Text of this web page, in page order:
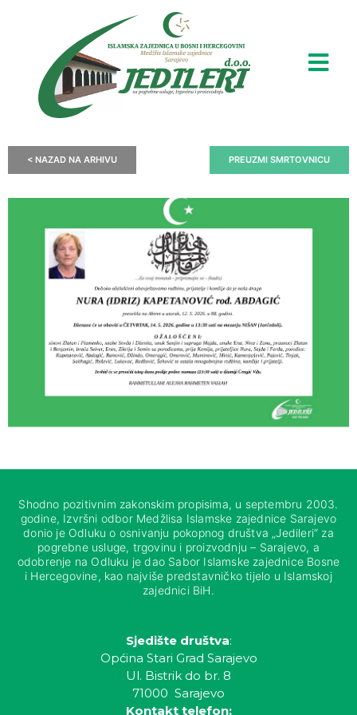
< NAZAD NA ARHIVU PREUZMI SMRTOVNICU
Shodno pozitivnim zakonskim propisima, u septembru 2003.
godine, Izvršni odbor Medžlisa Islamske zajednice Sarajevo
donio je Odluku o osnivanju pokopnog društva „Jedileri“ za
pogrebne usluge, trgovinu i proizvodnju – Sarajevo, a
odobrenje na Odluku je dao Sabor Islamske zajednice Bosne
i Hercegovine, kao najviše predstavničko tijelo u Islamskoj
zajednici BiH.
Sjedište društva:
Općina Stari Grad Sarajevo
Ul. Bistrik do br. 8
71000 Sarajevo
Kontakt telefon: